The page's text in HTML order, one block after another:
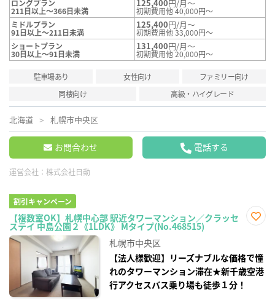
ロングプラン
211日以上～366日未満
125,400円/月～
初期費用他 40,000円～
ミドルプラン
91日以上～211日未満
125,400円/月～
初期費用他 33,000円～
ショートプラン
30日以上～91日未満
131,400円/月～
初期費用他 20,000円～
駐車場あり 女性向け
ファミリー向け
同棲向け
高級・ハイグレード
北海道 札幌市中央区
お問合わせ 電話する
運営会社： 株式会社日動
割引キャンペーン
【複数室OK】札幌中心部 駅近タワーマンション／クラッセ
ステイ 中島公園２《1LDK》 Mタイプ(No.468515)
録
札幌市中央区
【法人様歓迎】リーズナブルな価格で憧
れのタワーマンション滞在★新千歳空港
行アクセスバス乗り場も徒歩１分！